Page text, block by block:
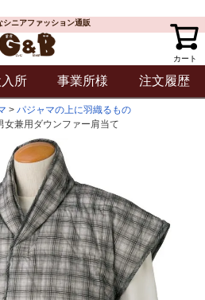
シニアファッション通販
カート
所 事業所様 注文履歴
パジャマの上に羽織るもの
女兼用ダウンファー肩当て